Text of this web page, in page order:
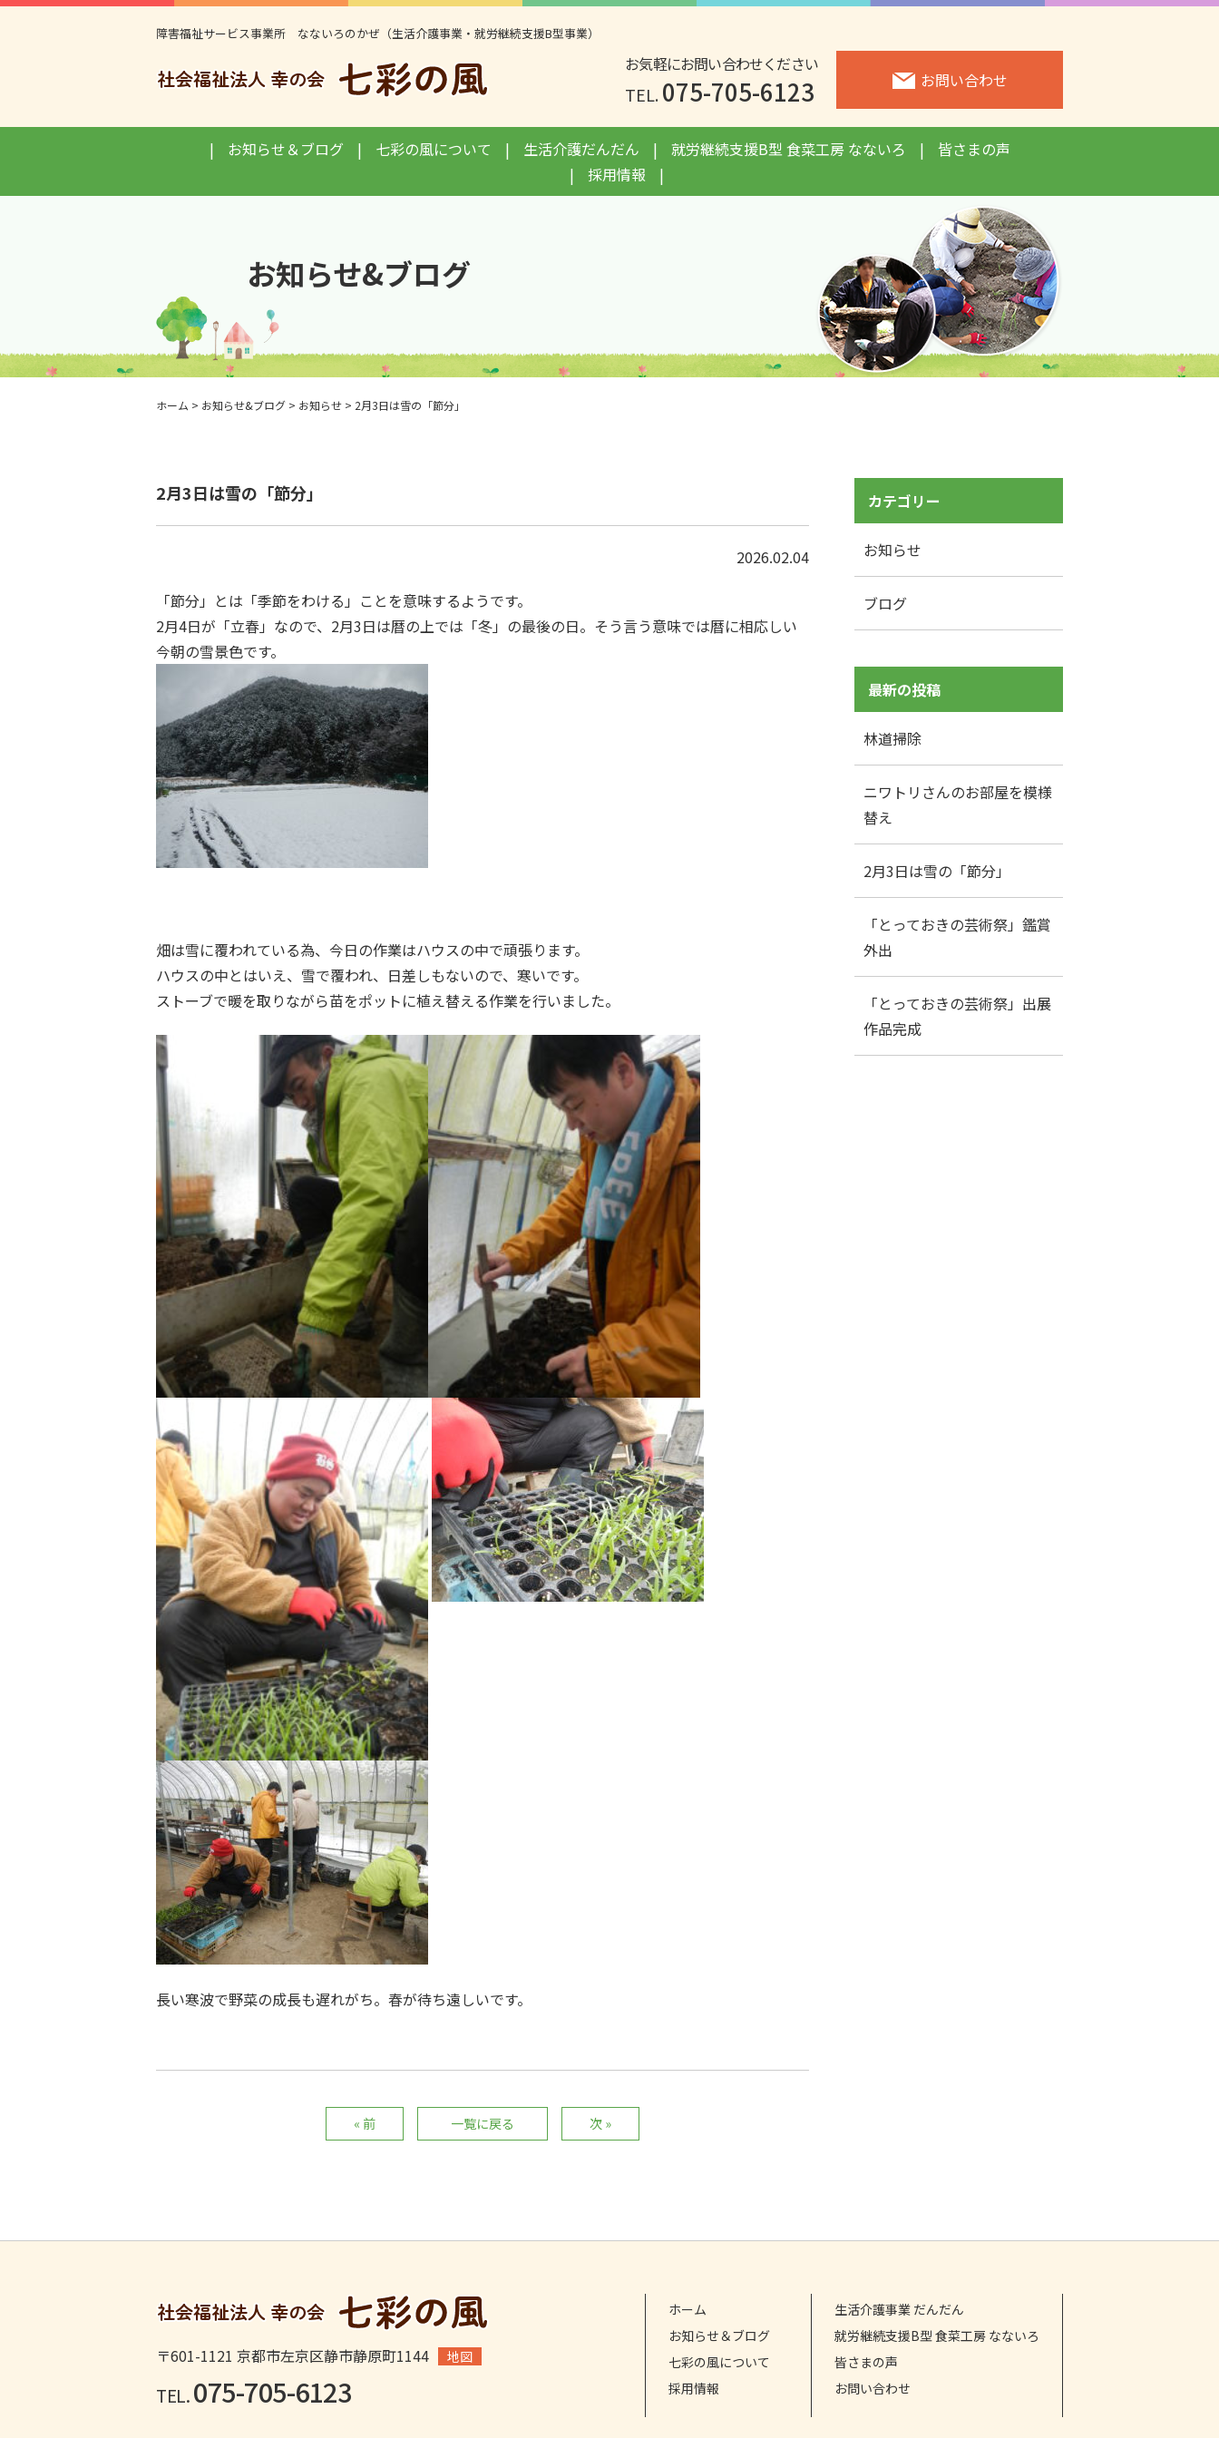
障害福祉サービス事業所 なないろのかぜ（生活介護事業・就労継続支援B型事業）
お気軽にお問い合わせください
TEL.075-705-6123 お問い合わせ
お知らせ＆ブログ 七彩の風について 生活介護だんだん 就労継続支援B型 食菜工房 なないろ
皆さまの声
採用情報
お知らせ&ブログ
ホーム > お知らせ&ブログ > お知らせ > 2月3日は雪の「節分」
2月3日は雪の「節分」
2026.02.04
「節分」とは「季節をわける」ことを意味するようです。
2月4日が「立春」なので、2月3日は暦の上では「冬」の最後の日。そう言う意味では暦に相応しい
今朝の雪景色です。
畑は雪に覆われている為、今日の作業はハウスの中で頑張ります。
ハウスの中とはいえ、雪で覆われ、日差しもないので、寒いです。
ストーブで暖を取りながら苗をポットに植え替える作業を行いました。
長い寒波で野菜の成長も遅れがち。春が待ち遠しいです。
« 前 一覧に戻る 次 »
カテゴリー
お知らせ
ブログ
最新の投稿
林道掃除
ニワトリさんのお部屋を模様
替え
2月3日は雪の「節分」
「とっておきの芸術祭」鑑賞
外出
「とっておきの芸術祭」出展
作品完成
〒601-1121 京都市左京区静市静原町1144 地図
TEL.075-705-6123
ホーム
お知らせ＆ブログ
七彩の風について
採用情報
生活介護事業 だんだん
就労継続支援B型 食菜工房 なないろ
皆さまの声
お問い合わせ